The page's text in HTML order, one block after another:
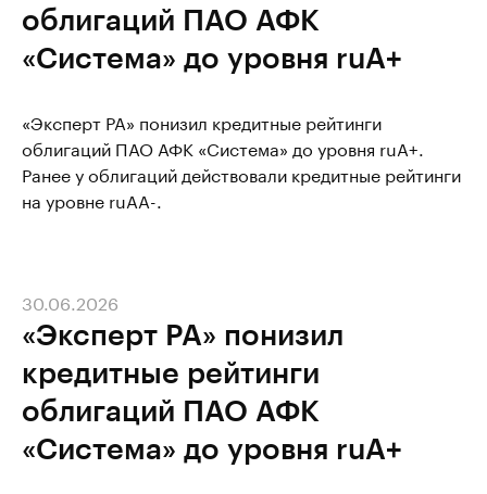
облигаций ПАО АФК
«Система» до уровня ruA+
«Эксперт РА» понизил кредитные рейтинги
облигаций ПАО АФК «Система» до уровня ruA+.
Ранее у облигаций действовали кредитные рейтинги
на уровне ruAA-.
«Эксперт РА» понизил
кредитные рейтинги
облигаций ПАО АФК
«Система» до уровня ruA+
30.06.2026